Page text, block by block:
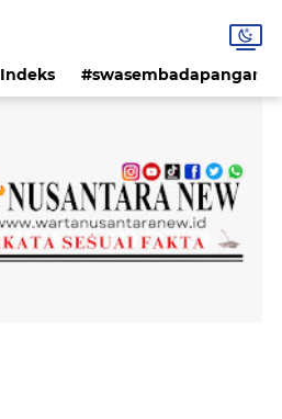
Indeks #swasembadapangan